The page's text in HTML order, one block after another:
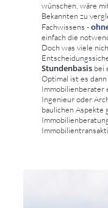
wünschen, wäre
Bekannten zu
Fachwissens -
einfach die
Doch was viele
Stundenbasis bei
Optimal ist es
Immobilienberater
Ingenieur oder
baulichen Aspekte